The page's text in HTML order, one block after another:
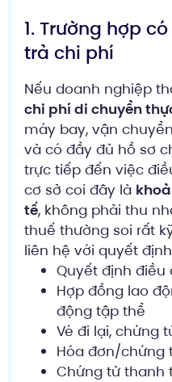
1. Trường hợp
trả chi phí
Nếu doanh nghiệp
chi phí di chuyển
máy bay, vận
và có đầy đủ hồ sơ
trực tiếp đến việc
cơ sở coi đây là
tế, không phải thu
thuế thường soi rất
liên hệ với quyết
Quyết định
Hợp đồng lao
động tập thể
Vé đi lại, chứng
Hóa đơn/chứng
Chứng từ thanh